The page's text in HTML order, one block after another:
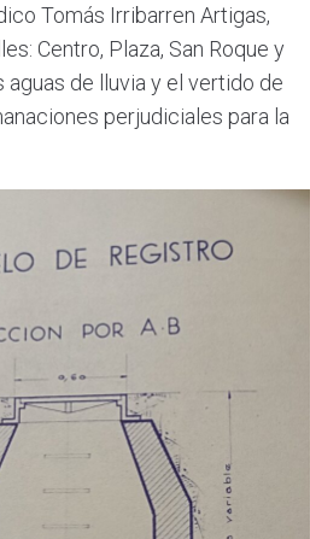
Tomás Irribarren Artigas,
Centro, Plaza, San Roque y
aguas de lluvia y el vertido de
perjudiciales para la